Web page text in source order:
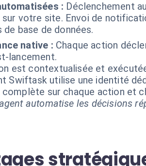
: Déclenchement
sur votre site. Envoi de
base de données.
native : Chaque action
lancement.
est contextualisée et
Swiftask utilise une identité
sur chaque action et
automatise les décisions